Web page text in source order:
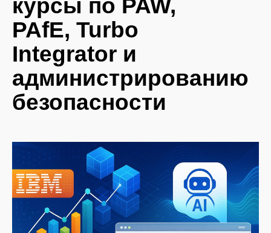
курсы по PAW,
PAfE, Turbo
Integrator и
администрированию
безопасности